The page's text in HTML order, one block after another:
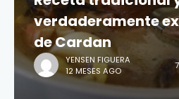
verdaderamente
de Cardan
YENSEN FIGUERA
12 MESES AGO